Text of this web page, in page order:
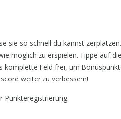
sie so schnell du kannst
möglich zu erspielen. Tippe auf
komplette Feld frei, um
weiter zu verbessern!
Punkteregistrierung.